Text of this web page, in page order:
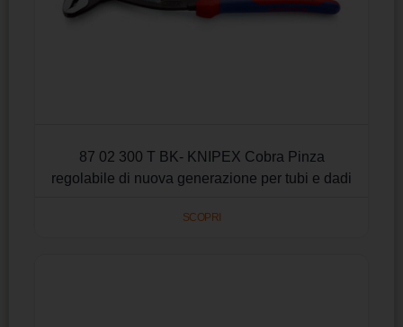
87 02 300 T BK- KNIPEX Cobra Pinza
regolabile di nuova generazione per tubi e dadi
SCOPRI